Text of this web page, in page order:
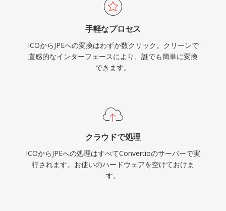
手軽なプロセス
ICOからJPEへの変換はわずか数クリック。クリーンで
直感的なインターフェースにより、誰でも簡単に変換
できます。
クラウドで処理
ICOからJPEへの処理はすべてConvertioのサーバーで実
行されます。お使いのハードウェアを空けておけま
す。